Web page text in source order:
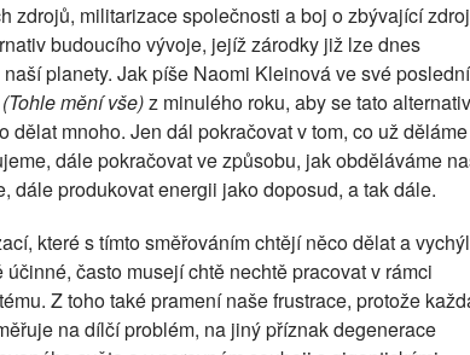
zdrojů, militarizace společnosti a boj o zbývající
budoucího vývoje, jejíž zárodky již lze dnes
planety. Jak píše Naomi Kleinová ve své poslední
mění vše)z minulého roku, aby se tato
dělat mnoho. Jen dál pokračovat v tom, co už děláme
dále pokračovat ve způsobu, jak obděláváme
dále produkovat energii jako doposud, a tak dále.
které s tímto směřováním chtějí něco dělat a
často musejí chtě nechtě pracovat v rámci
Z toho také pramení naše frustrace, protože
na dílčí problém, na jiný příznak degenerace